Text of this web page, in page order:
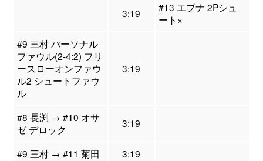
3:19
#13 エブナ 2Pシュ
ート×
#9 三村 パーソナル
ファウル(2-4:2) フリ
ースローオンファウ
ル2 シュートファウ
ル
3:19
#8 長渕 → #10 オサ
ゼ デロック
3:19
#9 三村 → #11 菊田 3:19